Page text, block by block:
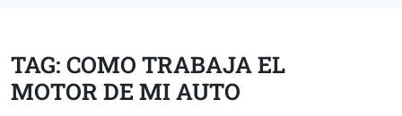
TAG: COMO TRABAJA EL
MOTOR DE MI AUTO